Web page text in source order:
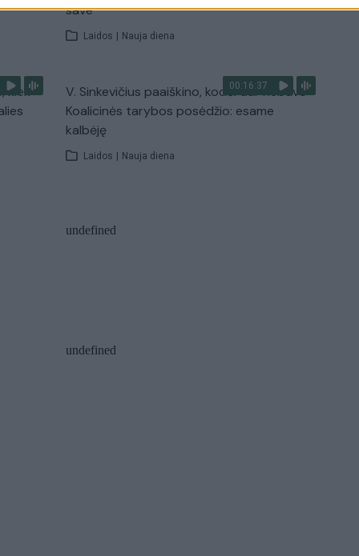
save
Laidos | Nauja diena
kiek
00:16:37
V. Sinkevičius paaiškino, kodėl dar nebuvo
Koalicinės tarybos posėdžio: esame
kalbėję
Laidos | Nauja diena